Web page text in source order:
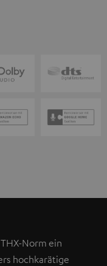
Norm ein
hochkarätige